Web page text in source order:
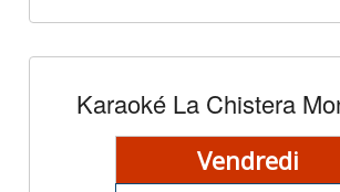
Karaoké La Chistera
Vendredi